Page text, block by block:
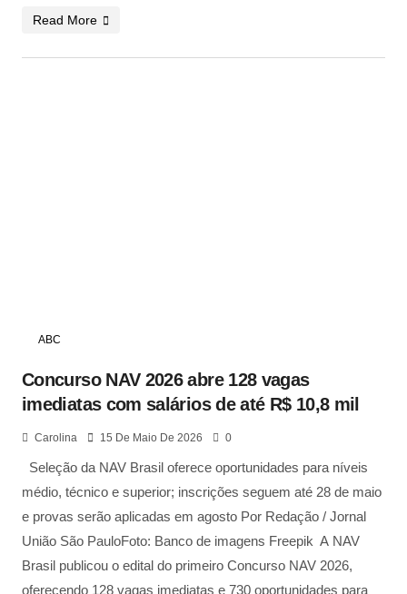
Read More
ABC
Concurso NAV 2026 abre 128 vagas
imediatas com salários de até R$ 10,8 mil
Carolina 15 De Maio De 2026 0
Seleção da NAV Brasil oferece oportunidades para níveis
médio, técnico e superior; inscrições seguem até 28 de maio
e provas serão aplicadas em agosto Por Redação / Jornal
União São PauloFoto: Banco de imagens Freepik A NAV
Brasil publicou o edital do primeiro Concurso NAV 2026,
oferecendo 128 vagas imediatas e 730 oportunidades para